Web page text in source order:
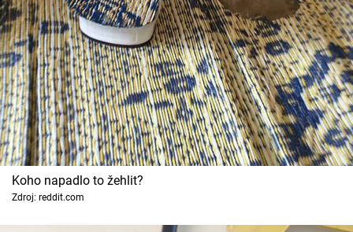
Koho napadlo to žehlit?
Zdroj: reddit.com